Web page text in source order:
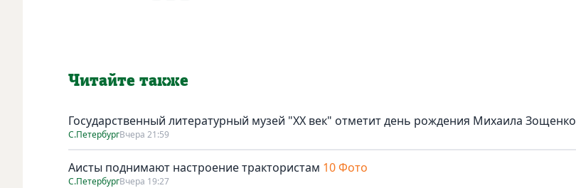
Читайте также
Государственный литературный музей "ХХ век" отметит день рождения Михаила Зощенко
С.ПетербургВчера 21:59
Аисты поднимают настроение трактористам 10 Фото
С.ПетербургВчера 19:27